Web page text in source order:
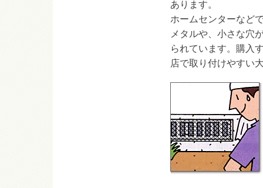
あります。
ホームセンターなど
メタルや、小さな穴
られています。購入
店で取り付けやすい